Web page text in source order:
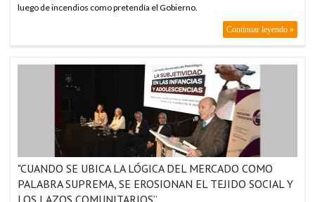
ARABIA SAUDITA, TU
ARABIA SAUDITA, TU
ARABIA SAUDITA, TU
ARABIA SAUDITA, TU
ARABIA SAUDITA, TU
ARABIA SAUDITA, TU
ARABIA SAUDITA, TU
luego de incendios como pretendía el Gobierno.
Continuar leyendo »
"CUANDO SE UBICA LA LÓGICA DEL MERCADO COMO
PALABRA SUPREMA, SE EROSIONAN EL TEJIDO SOCIAL Y
LOS LAZOS COMUNITARIOS”